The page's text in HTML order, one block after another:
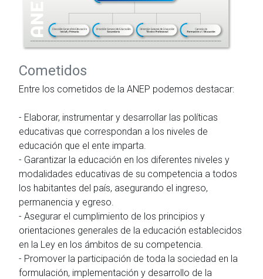
Cometidos
Entre los cometidos de la ANEP podemos destacar:
- Elaborar, instrumentar y desarrollar las políticas
educativas que correspondan a los niveles de
educación que el ente imparta.
- Garantizar la educación en los diferentes niveles y
modalidades educativas de su competencia a todos
los habitantes del país, asegurando el ingreso,
permanencia y egreso.
- Asegurar el cumplimiento de los principios y
orientaciones generales de la educación establecidos
en la Ley en los ámbitos de su competencia.
- Promover la participación de toda la sociedad en la
formulación, implementación y desarrollo de la